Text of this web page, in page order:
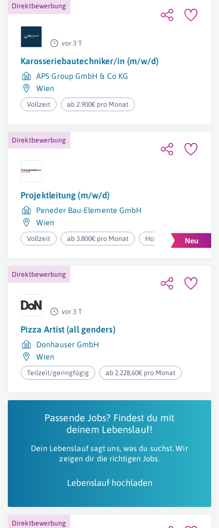
Direktbewerbung
vor 3 T
Karosseriebautechniker/in (m/w/d)
APS Group GmbH & Co KG
Wien
Vollzeit ab 2.900€ pro Monat
Direktbewerbung
Projektleitung (m/w/d)
Peneder Bau-Elemente GmbH
Wien
Vollzeit ab 3.800€ pro Monat Homeoffice
Direktbewerbung
vor 3 T
Pizza Artist (all genders)
Donhauser GmbH
Wien
Teilzeit/geringfügig ab 2.228,60€ pro Monat
Passende Jobs? Findest du mit
deinem Lebenslauf!
Dein Lebenslauf sagt uns, was du suchst. Wir
zeigen dir die richtigen Jobs.
Lebenslauf hochladen
Direktbewerbung